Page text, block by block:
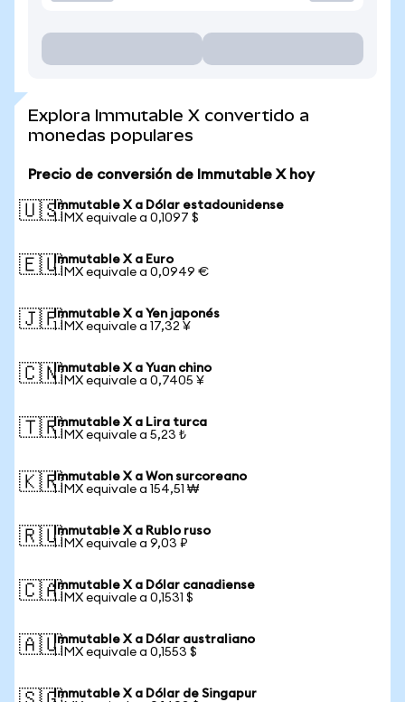
Explora Immutable X convertido a
monedas populares
Precio de conversión de Immutable X hoy
🇺🇸Immutable X a Dólar estadounidense
1 IMX equivale a 0,1097 $
🇪🇺Immutable X a Euro
1 IMX equivale a 0,0949 €
🇯🇵Immutable X a Yen japonés
1 IMX equivale a 17,32 ¥
🇨🇳Immutable X a Yuan chino
1 IMX equivale a 0,7405 ¥
🇹🇷Immutable X a Lira turca
1 IMX equivale a 5,23 ₺
🇰🇷Immutable X a Won surcoreano
1 IMX equivale a 154,51 ₩
🇷🇺Immutable X a Rublo ruso
1 IMX equivale a 9,03 ₽
🇨🇦Immutable X a Dólar canadiense
1 IMX equivale a 0,1531 $
🇦🇺Immutable X a Dólar australiano
1 IMX equivale a 0,1553 $
Immutable X a Dólar de Singapur